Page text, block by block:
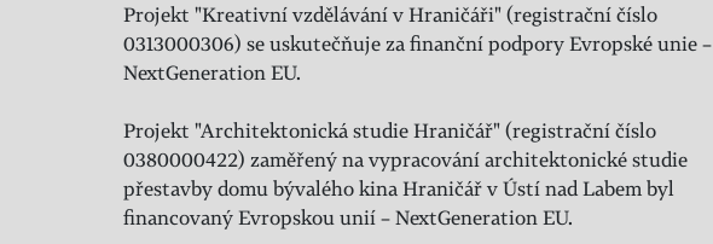
Projekt "Kreativní vzdělávání v Hraničáři" (registrační číslo
0313000306) se uskutečňuje za finanční podpory Evropské unie –
NextGeneration EU.
Projekt "Architektonická studie Hraničář" (registrační číslo
0380000422) zaměřený na vypracování architektonické studie
přestavby domu bývalého kina Hraničář v Ústí nad Labem byl
financovaný Evropskou unií – NextGeneration EU.